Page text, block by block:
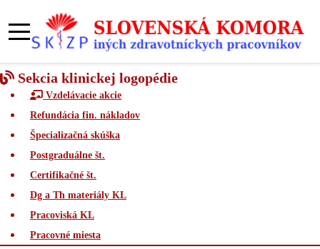
Sekcia klinickej logopédie
Vzdelávacie akcie
Refundácia fin. nákladov
Špecializačná skúška
Postgraduálne št.
Certifikačné št.
Dg a Th materiály KL
Pracoviská KL
Pracovné miesta